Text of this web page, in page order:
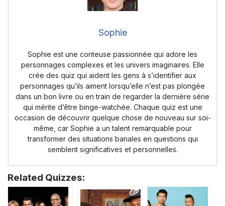
Sophie
Sophie est une conteuse passionnée qui adore les
personnages complexes et les univers imaginaires. Elle
crée des quiz qui aident les gens à s’identifier aux
personnages qu’ils aiment lorsqu’elle n’est pas plongée
dans un bon livre ou en train de regarder la dernière série
qui mérite d’être binge-watchée. Chaque quiz est une
occasion de découvrir quelque chose de nouveau sur soi-
même, car Sophie a un talent remarquable pour
transformer des situations banales en questions qui
semblent significatives et personnelles.
Related Quizzes: